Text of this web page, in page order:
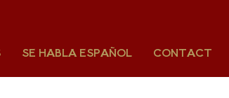
SE HABLA ESPAÑOL CONTACT